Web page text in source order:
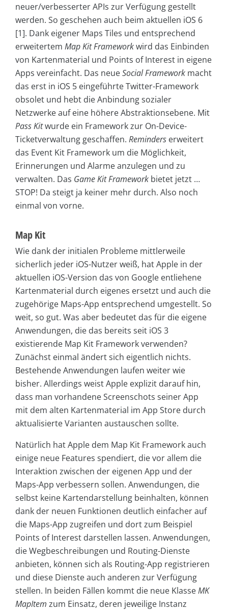
neuer/verbesserter APIs zur Verfügung gestellt
werden. So geschehen auch beim aktuellen iOS 6
[1]. Dank eigener Maps Tiles und entsprechend
erweitertem Map Kit Frameworkwird das Einbinden
von Kartenmaterial und Points of Interest in eigene
Apps vereinfacht. Das neueSocial Framework macht
das erst in iOS 5 eingeführte Twitter-Framework
obsolet und hebt die Anbindung sozialer
Netzwerke auf eine höhere Abstraktionsebene. Mit
Pass Kitwurde ein Framework zur On-Device-
Ticketverwaltung geschaffen. Reminders erweitert
das Event Kit Framework um die Möglichkeit,
Erinnerungen und Alarme anzulegen und zu
verwalten. Das Game Kit Framework bietet jetzt …
STOP! Da steigt ja keiner mehr durch. Also noch
einmal von vorne.
Map Kit
Wie dank der initialen Probleme mittlerweile
sicherlich jeder iOS-Nutzer weiß, hat Apple in der
aktuellen iOS-Version das von Google entliehene
Kartenmaterial durch eigenes ersetzt und auch die
zugehörige Maps-App entsprechend umgestellt. So
weit, so gut. Was aber bedeutet das für die eigene
Anwendungen, die das bereits seit iOS 3
existierende Map Kit Framework verwenden?
Zunächst einmal ändert sich eigentlich nichts.
Bestehende Anwendungen laufen weiter wie
bisher. Allerdings weist Apple explizit darauf hin,
dass man vorhandene Screenschots seiner App
mit dem alten Kartenmaterial im App Store durch
aktualisierte Varianten austauschen sollte.
Natürlich hat Apple dem Map Kit Framework auch
einige neue Features spendiert, die vor allem die
Interaktion zwischen der eigenen App und der
Maps-App verbessern sollen. Anwendungen, die
selbst keine Kartendarstellung beinhalten, können
dank der neuen Funktionen deutlich einfacher auf
die Maps-App zugreifen und dort zum Beispiel
Points of Interest darstellen lassen. Anwendungen,
die Wegbeschreibungen und Routing-Dienste
anbieten, können sich als Routing-App registrieren
und diese Dienste auch anderen zur Verfügung
stellen. In beiden Fällen kommt die neue KlasseMK
MapItem zum Einsatz, deren jeweilige Instanz